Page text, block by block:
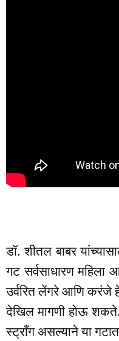
डॉ. शीतल बाबर
गट सर्वसाधारण महिला
उर्वरित लेंगरे आणि करंजे हे
देखिल मागणी होऊ शकते.
स्ट्राँग असल्याने या